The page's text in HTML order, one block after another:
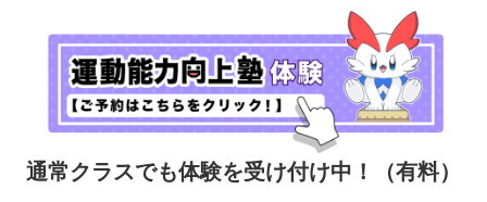
通常クラスでも体験を受け付け中！（有料）